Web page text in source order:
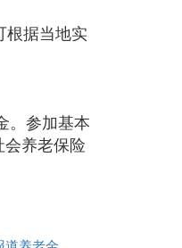
根据当地实
。参加基本
养老保险